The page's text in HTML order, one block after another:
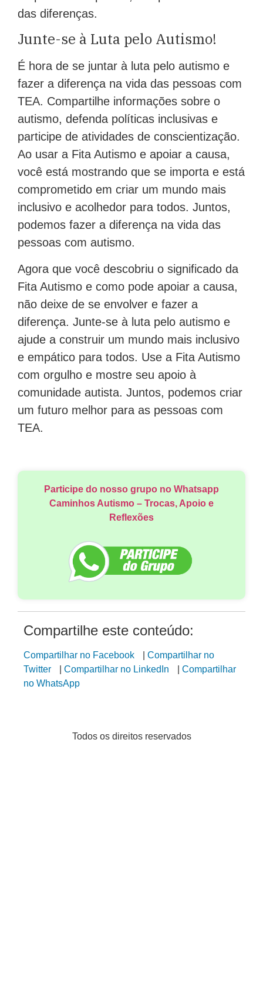
das diferenças.
Junte-se à Luta pelo Autismo!
É hora de se juntar à luta pelo autismo e
fazer a diferença na vida das pessoas com
TEA. Compartilhe informações sobre o
autismo, defenda políticas inclusivas e
participe de atividades de conscientização.
Ao usar a Fita Autismo e apoiar a causa,
você está mostrando que se importa e está
comprometido em criar um mundo mais
inclusivo e acolhedor para todos. Juntos,
podemos fazer a diferença na vida das
pessoas com autismo.
Agora que você descobriu o significado da
Fita Autismo e como pode apoiar a causa,
não deixe de se envolver e fazer a
diferença. Junte-se à luta pelo autismo e
ajude a construir um mundo mais inclusivo
e empático para todos. Use a Fita Autismo
com orgulho e mostre seu apoio à
comunidade autista. Juntos, podemos criar
um futuro melhor para as pessoas com
TEA.
Participe do nosso grupo no Whatsapp
Caminhos Autismo – Trocas, Apoio e
Reflexões
Compartilhe este conteúdo:
Compartilhar no Facebook
Compartilhar no
Twitter
Compartilhar no LinkedIn
Compartilhar
no WhatsApp
Todos os direitos reservados